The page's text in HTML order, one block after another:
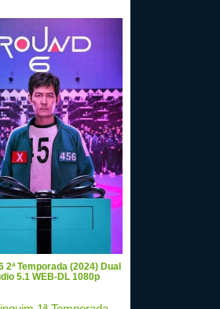
2ª Temporada (2024) Dual
5.1 WEB-DL 1080p